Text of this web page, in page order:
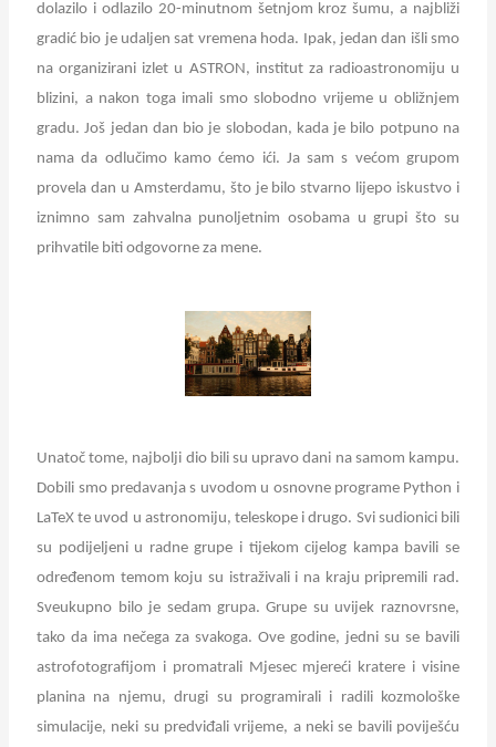
dolazilo i odlazilo 20-minutnom šetnjom kroz šumu, a najbliži
gradić bio je udaljen sat vremena hoda. Ipak, jedan dan išli smo
na organizirani izlet u ASTRON, institut za radioastronomiju u
blizini, a nakon toga imali smo slobodno vrijeme u obližnjem
gradu. Još jedan dan bio je slobodan, kada je bilo potpuno na
nama da odlučimo kamo ćemo ići. Ja sam s većom grupom
provela dan u Amsterdamu, što je bilo stvarno lijepo iskustvo i
iznimno sam zahvalna punoljetnim osobama u grupi što su
prihvatile biti odgovorne za mene.
Unatoč tome, najbolji dio bili su upravo dani na samom kampu.
Dobili smo predavanja s uvodom u osnovne programe Python i
LaTeX te uvod u astronomiju, teleskope i drugo. Svi sudionici bili
su podijeljeni u radne grupe i tijekom cijelog kampa bavili se
određenom temom koju su istraživali i na kraju pripremili rad.
Sveukupno bilo je sedam grupa. Grupe su uvijek raznovrsne,
tako da ima nečega za svakoga. Ove godine, jedni su se bavili
astrofotografijom i promatrali Mjesec mjereći kratere i visine
planina na njemu, drugi su programirali i radili kozmološke
simulacije, neki su predviđali vrijeme, a neki se bavili poviješću